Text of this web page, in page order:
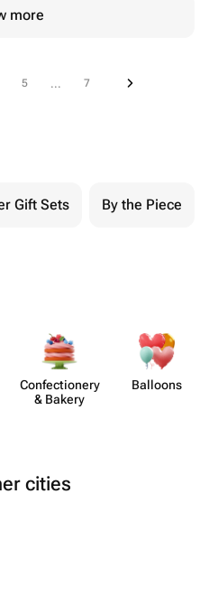
more
5 ... 7
Gift Sets By the Piece
Confect​ionery
& Bakery
Balloons
cities